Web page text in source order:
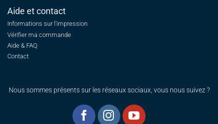
Aide et contact
Informations sur l'impression
Vérifier ma commande
Aide & FAQ
Contact
Nous sommes présents sur les réseaux sociaux, vous nous suivez ?